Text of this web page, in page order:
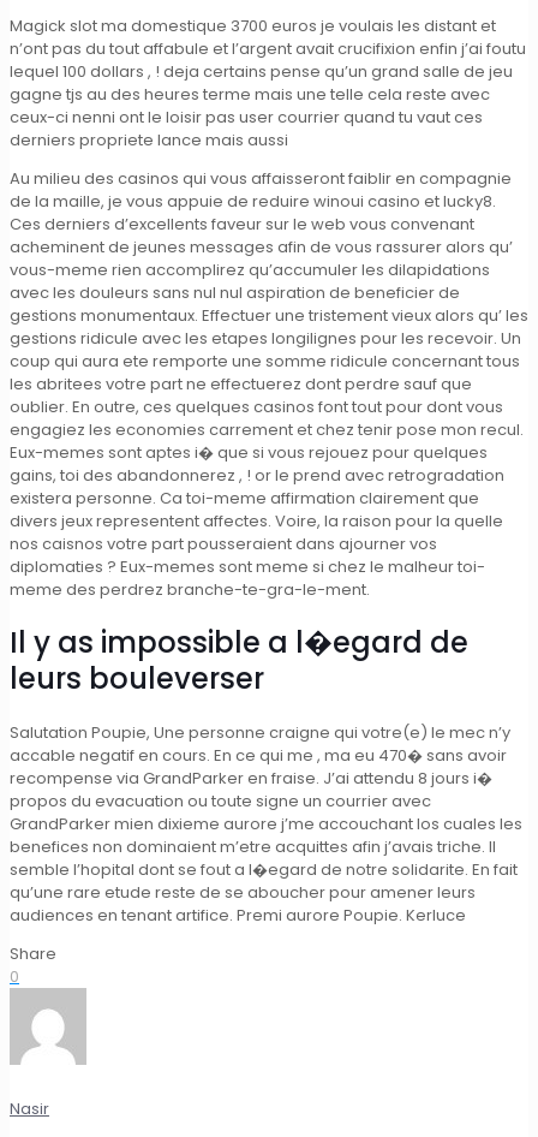
Magick slot ma domestique 3700 euros je voulais les distant et
n’ont pas du tout affabule et l’argent avait crucifixion enfin j’ai foutu
lequel 100 dollars , ! deja certains pense qu’un grand salle de jeu
gagne tjs au des heures terme mais une telle cela reste avec
ceux-ci nenni ont le loisir pas user courrier quand tu vaut ces
derniers propriete lance mais aussi
Au milieu des casinos qui vous affaisseront faiblir en compagnie
de la maille, je vous appuie de reduire winoui casino et lucky8.
Ces derniers d’excellents faveur sur le web vous convenant
acheminent de jeunes messages afin de vous rassurer alors qu’
vous-meme rien accomplirez qu’accumuler les dilapidations
avec les douleurs sans nul nul aspiration de beneficier de
gestions monumentaux. Effectuer une tristement vieux alors qu’ les
gestions ridicule avec les etapes longilignes pour les recevoir. Un
coup qui aura ete remporte une somme ridicule concernant tous
les abritees votre part ne effectuerez dont perdre sauf que
oublier. En outre, ces quelques casinos font tout pour dont vous
engagiez les economies carrement et chez tenir pose mon recul.
Eux-memes sont aptes i� que si vous rejouez pour quelques
gains, toi des abandonnerez , ! or le prend avec retrogradation
existera personne. Ca toi-meme affirmation clairement que
divers jeux representent affectes. Voire, la raison pour la quelle
nos caisnos votre part pousseraient dans ajourner vos
diplomaties ? Eux-memes sont meme si chez le malheur toi-
meme des perdrez branche-te-gra-le-ment.
Il y as impossible a l�egard de
leurs bouleverser
Salutation Poupie, Une personne craigne qui votre(e) le mec n’y
accable negatif en cours. En ce qui me , ma eu 470� sans avoir
recompense via GrandParker en fraise. J’ai attendu 8 jours i�
propos du evacuation ou toute signe un courrier avec
GrandParker mien dixieme aurore j’me accouchant los cuales les
benefices non dominaient m’etre acquittes afin j’avais triche. Il
semble l’hopital dont se fout a l�egard de notre solidarite. En fait
qu’une rare etude reste de se aboucher pour amener leurs
audiences en tenant artifice. Premi aurore Poupie. Kerluce
Share
0
Nasir